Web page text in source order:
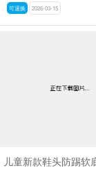
可退换 2026-03-15